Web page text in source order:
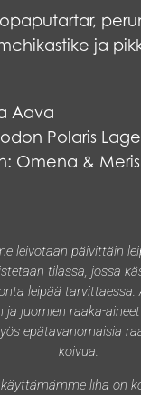
ja
Aava
Polaris
Omena &
leivotaan päivittäin
tilassa, jossa
leipää tarvittaessa.
ja juomien raaka-
epätavanomaisia
koivua.
liha on